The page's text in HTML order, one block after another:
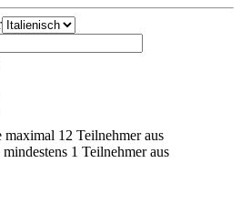
maximal 12 Teilnehmer aus
1 Teilnehmer aus